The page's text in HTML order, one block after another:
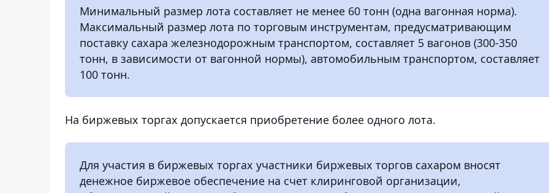
Минимальный размер лота составляет не менее 60 тонн (одна вагонная норма).
Максимальный размер лота по торговым инструментам, предусматривающим
поставку сахара железнодорожным транспортом, составляет 5 вагонов (300-350
тонн, в зависимости от вагонной нормы), автомобильным транспортом, составляет
100 тонн.
На биржевых торгах допускается приобретение более одного лота.
Для участия в биржевых торгах участники биржевых торгов сахаром вносят
денежное биржевое обеспечение на счет клиринговой организации,